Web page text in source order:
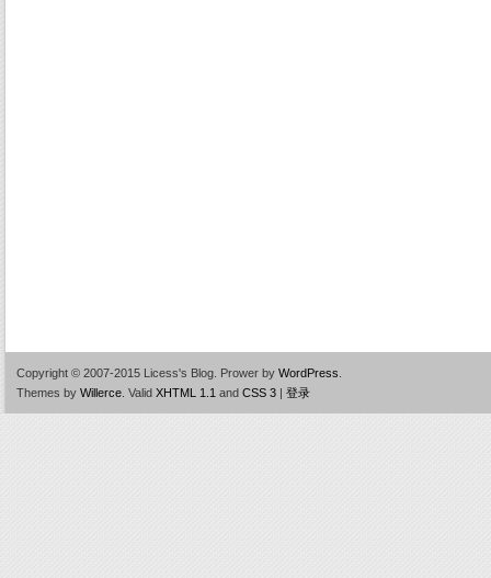
Copyright © 2007-2015 Licess's Blog. Prower by WordPress
Themes by Willerce Valid XHTML 1.1 and CSS 3 | 登录